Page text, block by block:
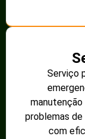
Serviço
problemas
com